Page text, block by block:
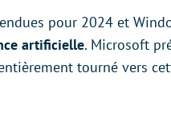
pour 2024 et
artificielle. Microsoft
tourné vers